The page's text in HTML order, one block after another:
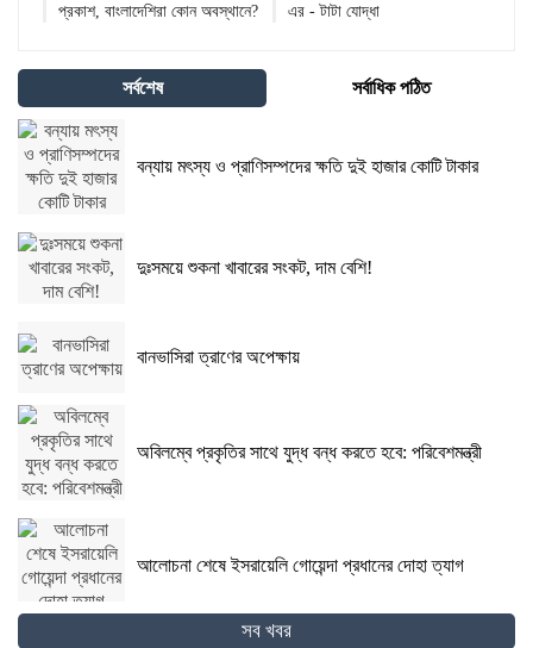
প্রকাশ, বাংলাদেশিরা কোন অবস্থানে?
এর - টাটা যোদ্ধা
সর্বশেষ সর্বাধিক পঠিত
বন্যায় মৎস্য ও প্রাণিসম্পদের ক্ষতি দুই হাজার কোটি টাকার
দুঃসময়ে শুকনা খাবারের সংকট, দাম বেশি!
বানভাসিরা ত্রাণের অপেক্ষায়
অবিলম্বে প্রকৃতির সাথে যুদ্ধ বন্ধ করতে হবে: পরিবেশমন্ত্রী
আলোচনা শেষে ইসরায়েলি গোয়েন্দা প্রধানের দোহা ত্যাগ
সব খবর